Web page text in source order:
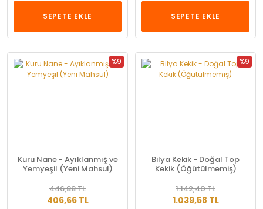
SEPETE EKLE SEPETE EKLE
%9
Kuru Nane - Ayıklanmış ve
Yemyeşil (Yeni Mahsul)
406,66 TL
446,88 TL
%9
Bilya Kekik - Doğal Top
Kekik (Öğütülmemiş)
1.039,58 TL
1.142,40 TL